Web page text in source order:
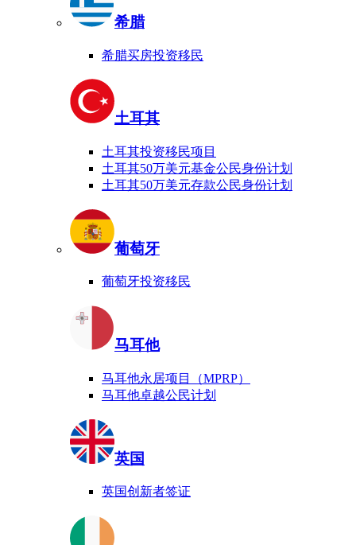
希腊
希腊买房投资移民
土耳其
土耳其投资移民项目
土耳其50万美元基金公民身份计划
土耳其50万美元存款公民身份计划
葡萄牙
葡萄牙投资移民
马耳他
马耳他永居项目（MPRP）
马耳他卓越公民计划
英国
英国创新者签证